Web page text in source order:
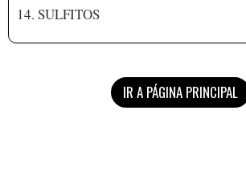
14. SULFITOS
IR A PÁGINA PRINCIPAL